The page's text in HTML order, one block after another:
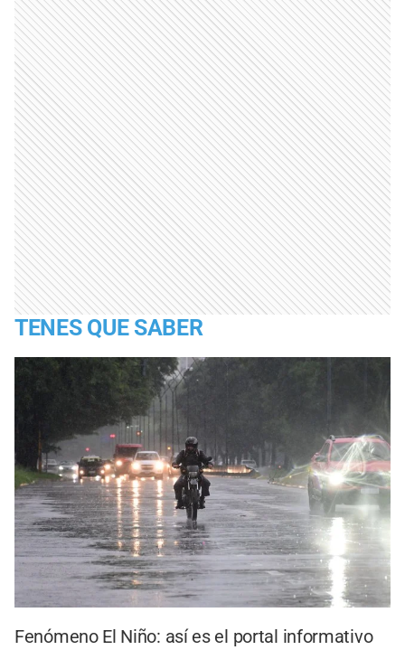
TENES QUE SABER
Fenómeno El Niño: así es el portal informativo